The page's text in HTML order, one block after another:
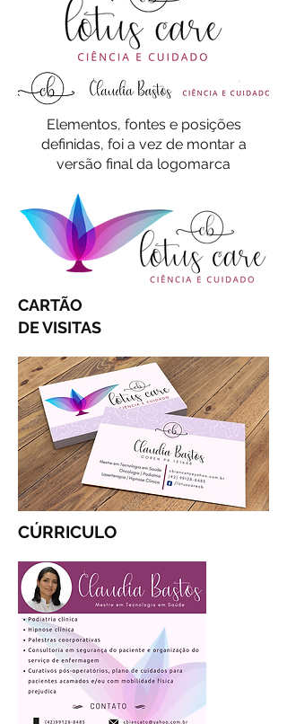
Elementos, fontes e posições
definidas, foi a vez de montar a
versão final da logomarca
CARTÃO
DE VISITAS
CÚRRICULO